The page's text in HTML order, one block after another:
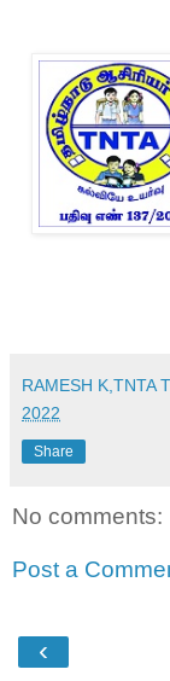
RAMESH K,TNTA
2022
Share
No comments:
Post a
‹